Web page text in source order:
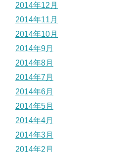
2014年12月
2014年11月
2014年10月
2014年9月
2014年8月
2014年7月
2014年6月
2014年5月
2014年4月
2014年3月
2014年2月